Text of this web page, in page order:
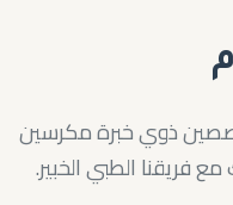
ذوي خبرة مكرسين
فريقنا الطبي الخبير.